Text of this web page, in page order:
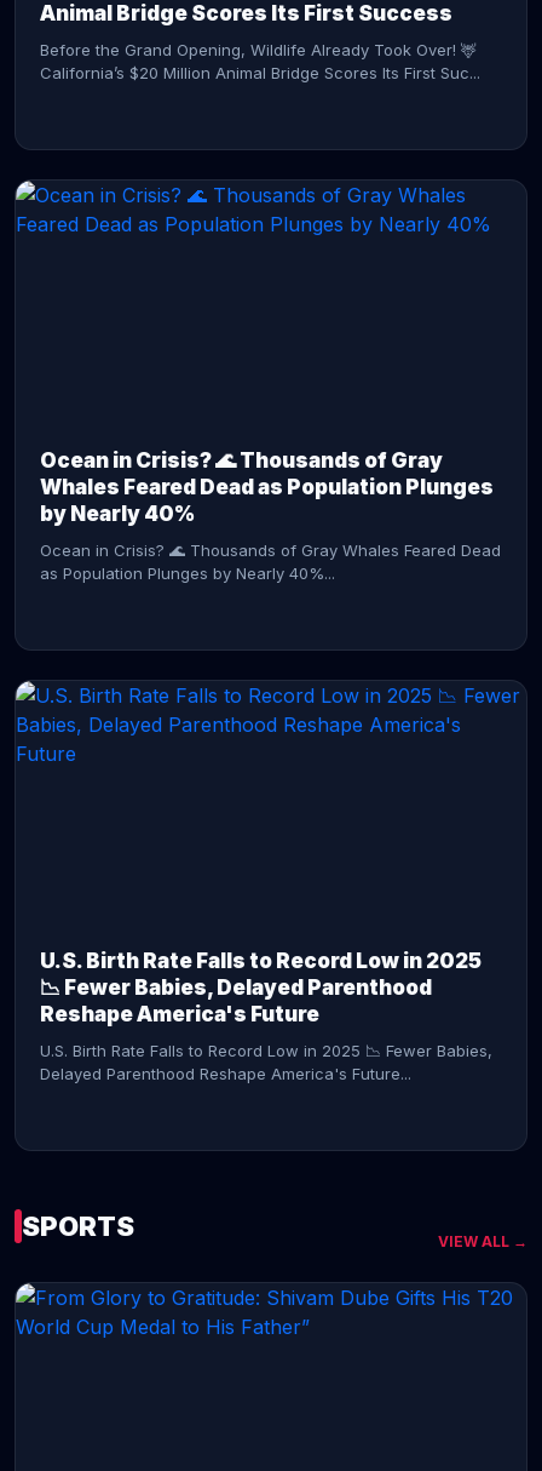
Animal Bridge Scores Its First Success
Before the Grand Opening, Wildlife Already Took Over! 🦌
California’s $20 Million Animal Bridge Scores Its First Suc...
Ocean in Crisis? 🌊 Thousands of Gray
Whales Feared Dead as Population Plunges
by Nearly 40%
Ocean in Crisis? 🌊 Thousands of Gray Whales Feared Dead
as Population Plunges by Nearly 40%...
U.S. Birth Rate Falls to Record Low in 2025
📉 Fewer Babies, Delayed Parenthood
Reshape America's Future
U.S. Birth Rate Falls to Record Low in 2025 📉 Fewer Babies,
Delayed Parenthood Reshape America's Future...
SPORTS VIEW ALL →